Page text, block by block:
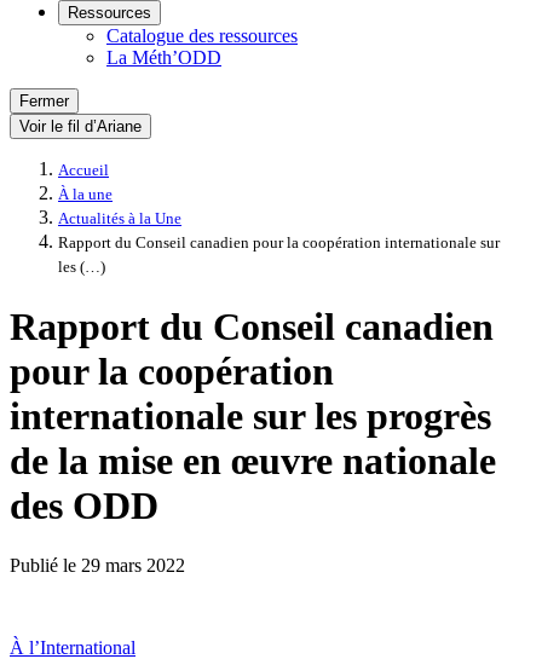
Ressources
Catalogue des ressources
La Méth’ODD
Fermer
Voir le fil d’Ariane
Accueil
À la une
Actualités à la Une
Rapport du Conseil canadien pour la coopération internationale sur
les (…)
Rapport du Conseil canadien
pour la coopération
internationale sur les progrès
de la mise en œuvre nationale
des ODD
Publié le 29 mars 2022
À l’International